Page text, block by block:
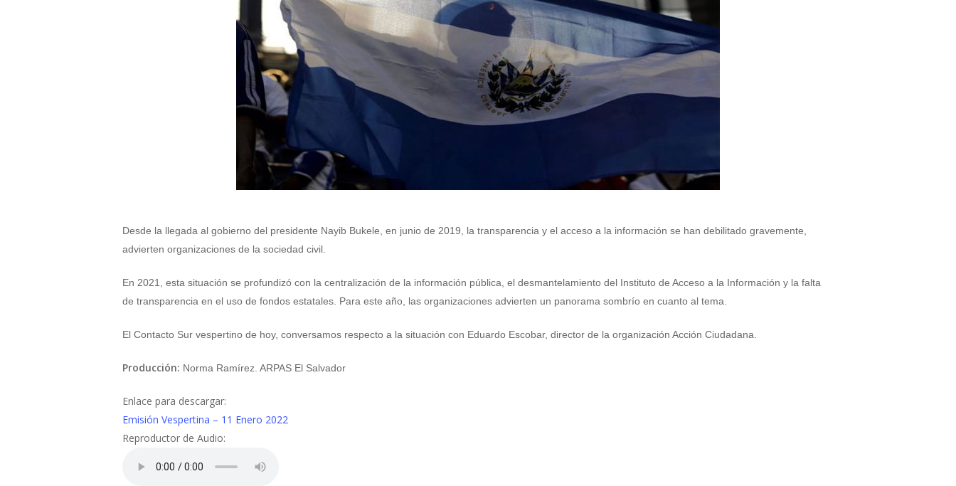
Desde la llegada al gobierno del presidente Nayib Bukele, en junio de 2019, la transparencia y el acceso a la información se han debilitado gravemente,
advierten organizaciones de la sociedad civil.
En 2021, esta situación se profundizó con la centralización de la información pública, el desmantelamiento del Instituto de Acceso a la Información y la falta
de transparencia en el uso de fondos estatales. Para este año, las organizaciones advierten un panorama sombrío en cuanto al tema.
El Contacto Sur vespertino de hoy, conversamos respecto a la situación con Eduardo Escobar, director de la organización Acción Ciudadana.
Producción: Norma Ramírez. ARPAS El Salvador
Enlace para descargar:
Emisión Vespertina – 11 Enero 2022
Reproductor de Audio: